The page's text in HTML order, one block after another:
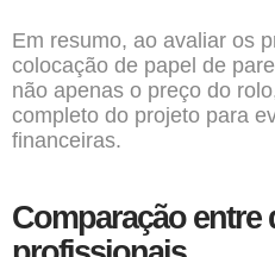
Em resumo, ao avaliar os
colocação de papel de
não apenas o preço do
completo do projeto para
financeiras.
Comparação entre